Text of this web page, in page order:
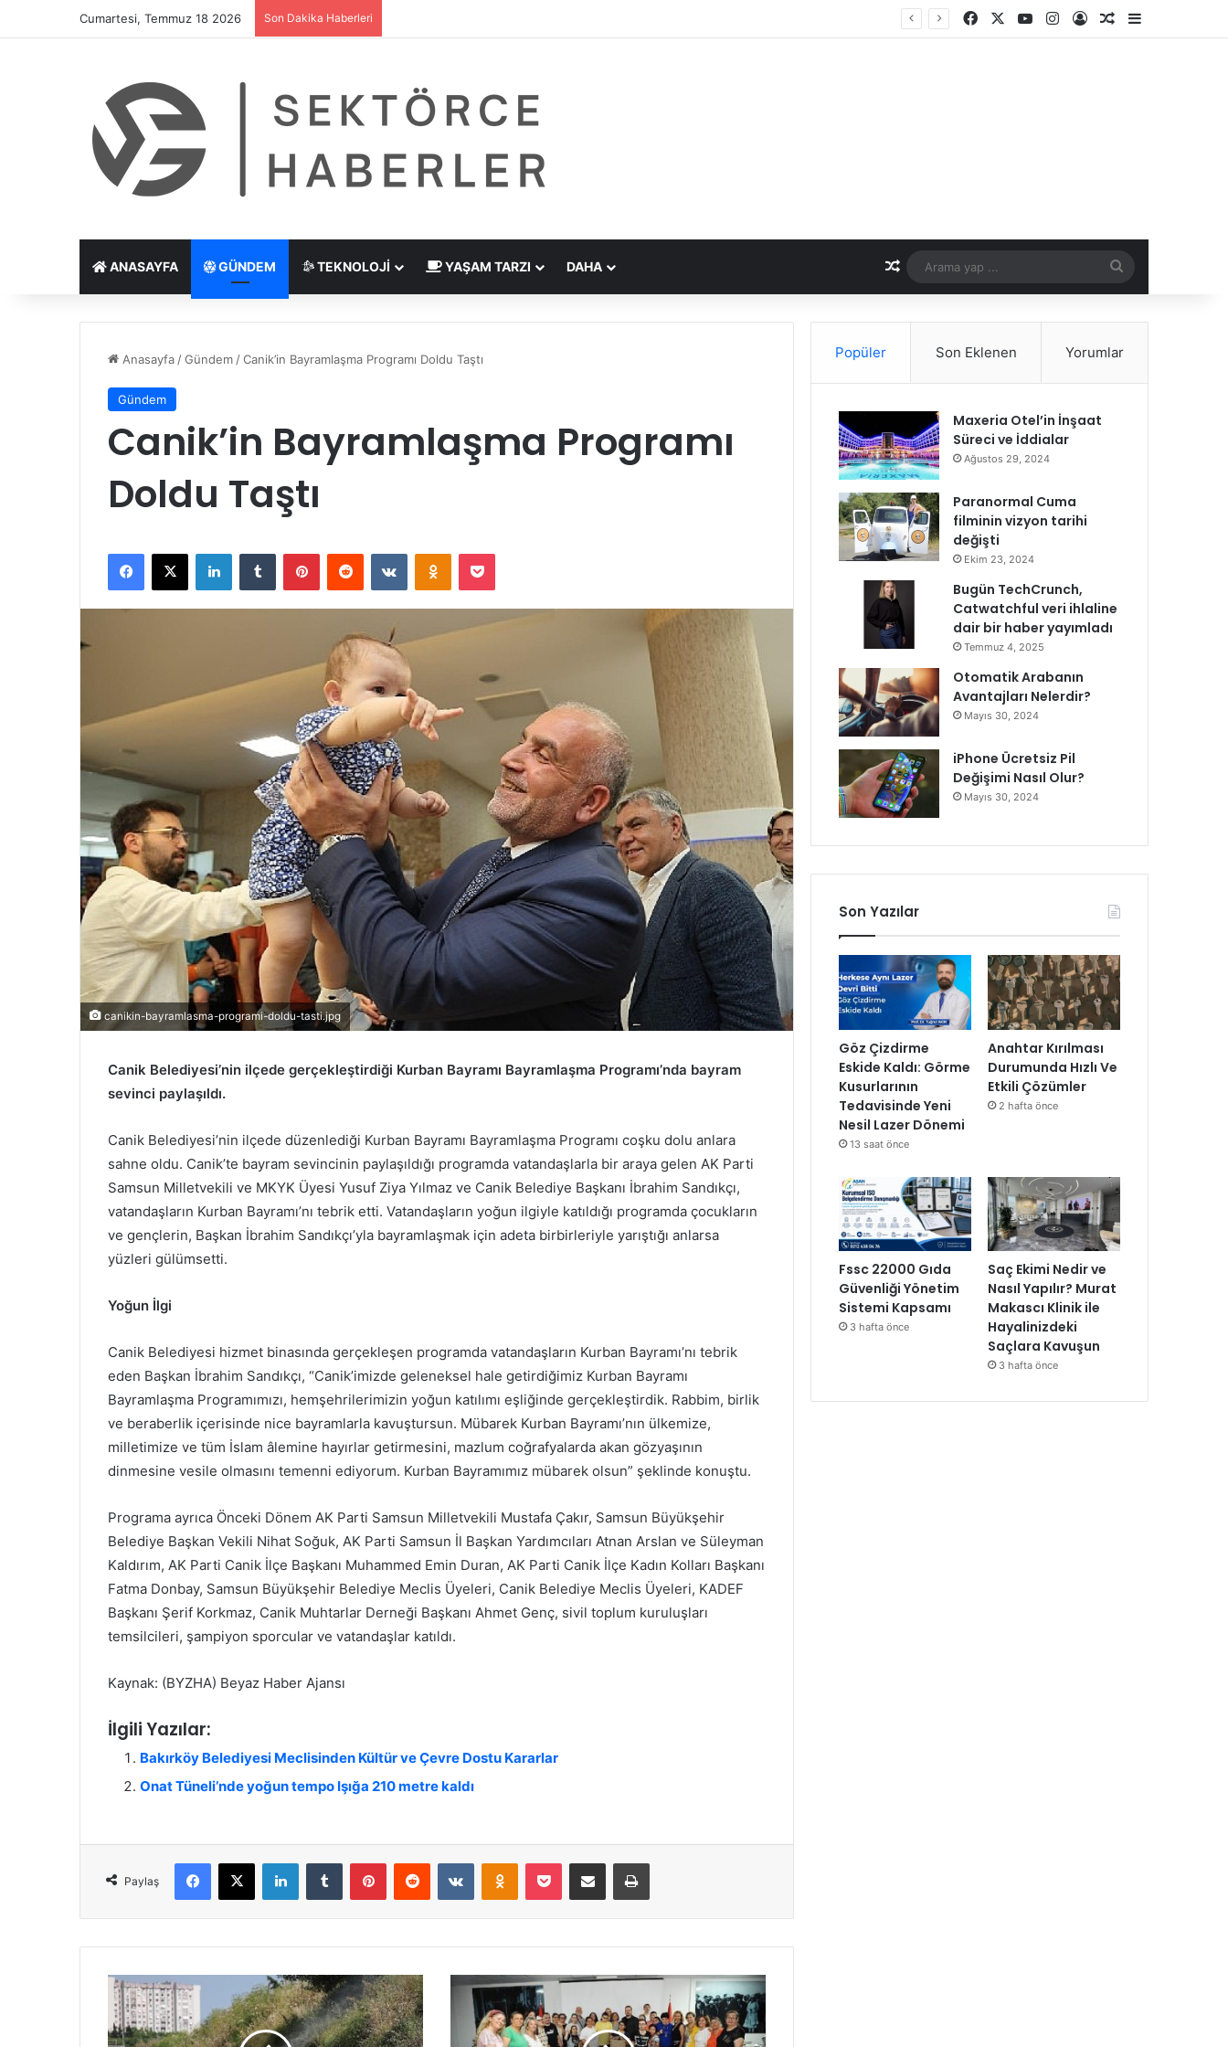
Cumartesi, Temmuz 18 2026 Son Dakika Haberleri Facebook YouTubeInstagramKayıt OlRastgele Makale
ANASAYFA GÜNDEM TEKNOLOJI YAŞAM TARZI DAHA Rastgele Makale
yap
Anasayfa /Gündem /Canik’in Bayramlaşma Programı Doldu Taştı
Gündem
Canik’in Bayramlaşma Programı
Doldu Taştı
canikin-bayramlasma-programi-doldu-tasti.jpg
Canik Belediyesi’nin ilçede gerçekleştirdiği Kurban Bayramı Bayramlaşma Programı’nda bayram
sevinci paylaşıldı.
Canik Belediyesi’nin ilçede düzenlediği Kurban Bayramı Bayramlaşma Programı coşku dolu anlara
sahne oldu. Canik’te bayram sevincinin paylaşıldığı programda vatandaşlarla bir araya gelen AK Parti
Samsun Milletvekili ve MKYK Üyesi Yusuf Ziya Yılmaz ve Canik Belediye Başkanı İbrahim Sandıkçı,
vatandaşların Kurban Bayramı’nı tebrik etti. Vatandaşların yoğun ilgiyle katıldığı programda çocukların
ve gençlerin, Başkan İbrahim Sandıkçı’yla bayramlaşmak için adeta birbirleriyle yarıştığı anlarsa
yüzleri gülümsetti.
Yoğun İlgi
Canik Belediyesi hizmet binasında gerçekleşen programda vatandaşların Kurban Bayramı’nı tebrik
eden Başkan İbrahim Sandıkçı, “Canik’imizde geleneksel hale getirdiğimiz Kurban Bayramı
Bayramlaşma Programımızı, hemşehrilerimizin yoğun katılımı eşliğinde gerçekleştirdik. Rabbim, birlik
ve beraberlik içerisinde nice bayramlarla kavuştursun. Mübarek Kurban Bayramı’nın ülkemize,
milletimize ve tüm İslam âlemine hayırlar getirmesini, mazlum coğrafyalarda akan gözyaşının
dinmesine vesile olmasını temenni ediyorum. Kurban Bayramımız mübarek olsun” şeklinde konuştu.
Programa ayrıca Önceki Dönem AK Parti Samsun Milletvekili Mustafa Çakır, Samsun Büyükşehir
Belediye Başkan Vekili Nihat Soğuk, AK Parti Samsun İl Başkan Yardımcıları Atnan Arslan ve Süleyman
Kaldırım, AK Parti Canik İlçe Başkanı Muhammed Emin Duran, AK Parti Canik İlçe Kadın Kolları Başkanı
Fatma Donbay, Samsun Büyükşehir Belediye Meclis Üyeleri, Canik Belediye Meclis Üyeleri, KADEF
Başkanı Şerif Korkmaz, Canik Muhtarlar Derneği Başkanı Ahmet Genç, sivil toplum kuruluşları
temsilcileri, şampiyon sporcular ve vatandaşlar katıldı.
Kaynak: (BYZHA) Beyaz Haber Ajansı
İlgili Yazılar:
Bakırköy Belediyesi Meclisinden Kültür ve Çevre Dostu Kararlar
Onat Tüneli’nde yoğun tempo Işığa 210 metre kaldı
Paylaş
B
k
ı
K
Popüler Son Eklenen Yorumlar
Maxeria Otel’in İnşaat
Süreci ve İddialar
Ağustos 29, 2024
Paranormal Cuma
filminin vizyon tarihi
değişti
Ekim 23, 2024
Bugün TechCrunch,
Catwatchful veri ihlaline
dair bir haber yayımladı
Temmuz 4, 2025
Otomatik Arabanın
Avantajları Nelerdir?
Mayıs 30, 2024
iPhone Ücretsiz Pil
Değişimi Nasıl Olur?
Mayıs 30, 2024
Son Yazılar
Göz Çizdirme
Eskide Kaldı: Görme
Kusurlarının
Tedavisinde Yeni
Nesil Lazer Dönemi
13 saat önce
Anahtar Kırılması
Durumunda Hızlı Ve
Etkili Çözümler
2 hafta önce
Fssc 22000 Gıda
Güvenliği Yönetim
Sistemi Kapsamı
3 hafta önce
Saç Ekimi Nedir ve
Nasıl Yapılır? Murat
Makascı Klinik ile
Hayalinizdeki
Saçlara Kavuşun
3 hafta önce